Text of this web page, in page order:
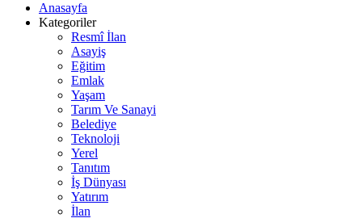
Anasayfa
Kategoriler
Resmî İlan
Asayiş
Eğitim
Emlak
Yaşam
Tarım Ve Sanayi
Belediye
Teknoloji
Yerel
Tanıtım
İş Dünyası
Yatırım
İlan